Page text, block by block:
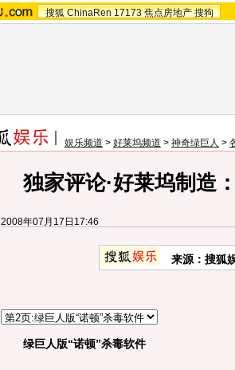
搜狐 ChinaRen 17173 焦点房地产 搜狗
娱乐频道 > 好莱坞频道 > 神奇绿巨人 >
独家评论·好莱坞制造
2008年07月17日17:46
来源：搜狐
绿巨人版“诺顿”杀毒软件